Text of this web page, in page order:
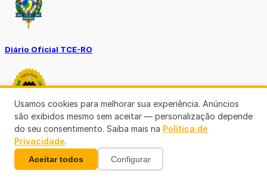
Diário Oficial TCE-RO
Diário Prefeitura de Porto Velho
Usamos cookies para melhorar sua experiência. Anúncios
são exibidos mesmo sem aceitar — personalização depende
do seu consentimento. Saiba mais na Política de
Privacidade.
Aceitar todos Configurar